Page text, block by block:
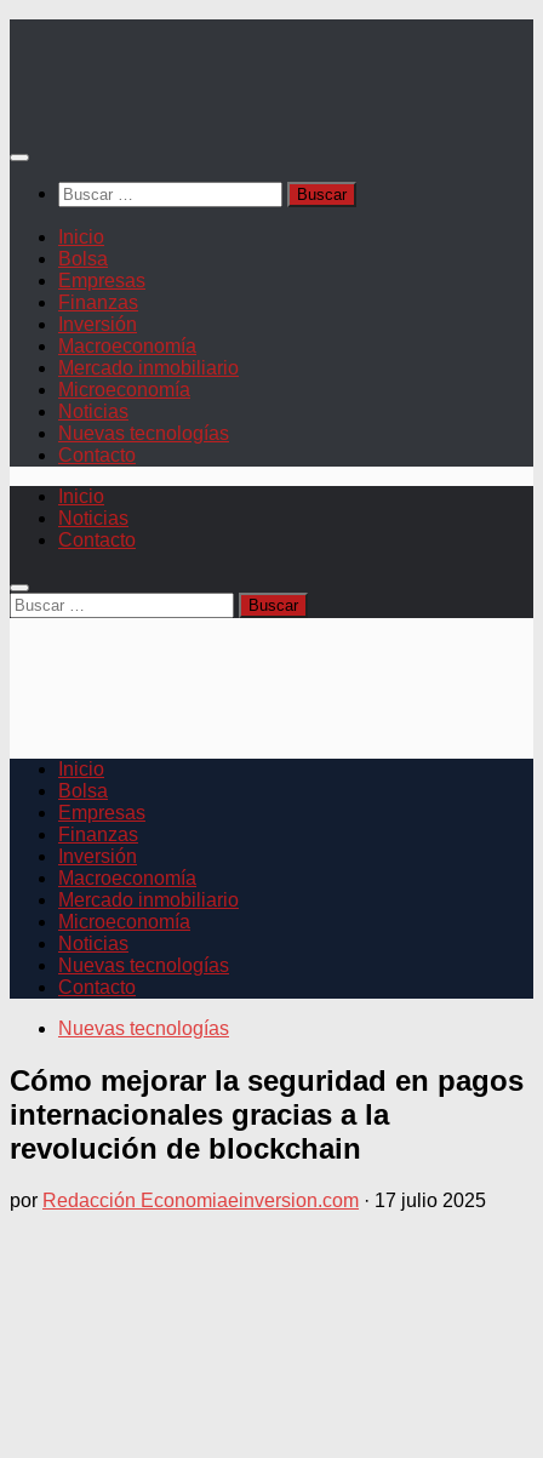
Buscar:
Inicio
Bolsa
Empresas
Finanzas
Inversión
Macroeconomía
Mercado inmobiliario
Microeconomía
Noticias
Nuevas tecnologías
Contacto
Inicio
Noticias
Contacto
Buscar:
Inicio
Bolsa
Empresas
Finanzas
Inversión
Macroeconomía
Mercado inmobiliario
Microeconomía
Noticias
Nuevas tecnologías
Contacto
Nuevas tecnologías
Cómo mejorar la seguridad en pagos
internacionales gracias a la
revolución de blockchain
por Redacción Economiaeinversion.com · 17 julio 2025